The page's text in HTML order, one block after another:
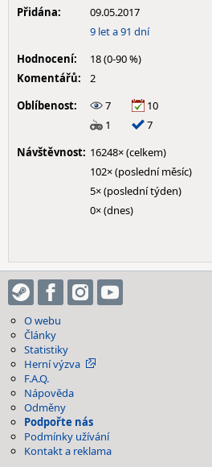
Přidána:
09.05.2017
9 let a 91 dní
Hodnocení:
18 (0-90 %)
Komentářů:
2
Oblíbenost:
7
10
1
7
Návštěvnost: 16248× (celkem)
102× (poslední měsíc)
5× (poslední týden)
0× (dnes)
O webu
Články
Statistiky
Herní výzva
F.A.Q.
Nápověda
Odměny
Podpořte nás
Podmínky užívání
Kontakt a reklama